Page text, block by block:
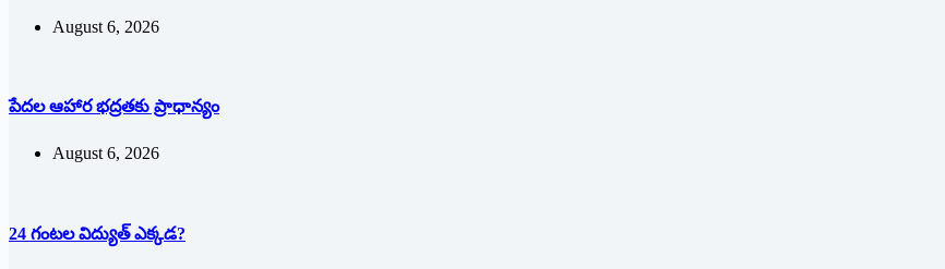
August 6, 2026
పేదల ఆహార భద్రతకు ప్రాధాన్యం
August 6, 2026
24 గంటల విద్యుత్ ఎక్కడ?